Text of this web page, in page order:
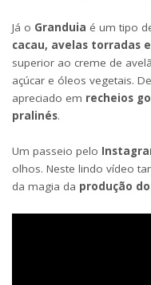
Já o Granduia é um tipo
cacau, avelas torradas
superior ao creme de
açúcar e óleos vegetais.
apreciado em recheios
pralinés.
Um passeio pelo
olhos. Neste lindo vídeo
da magia da produção